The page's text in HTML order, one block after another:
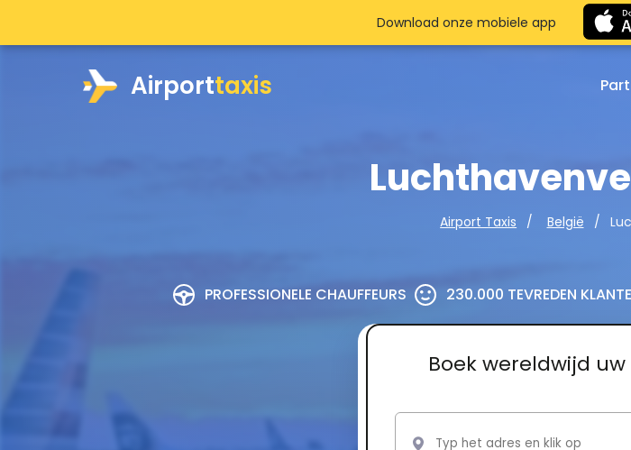
Airporttaxis
Airport Taxis België
PROFESSIONELE CHAUFFEURS 230.000 TEVREDEN
Boek wereldwijd
Download onze mobiele app